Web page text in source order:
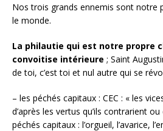
Nos trois grands ennemis sont notre
le monde.
La philautie qui est notre propre
convoitise intérieure ; Saint
de toi, c’est toi et nul autre qui se
– les péchés capitaux : CEC : « les
d’après les vertus qu’ils contrarient
péchés capitaux : l’orgueil, l’avarice,